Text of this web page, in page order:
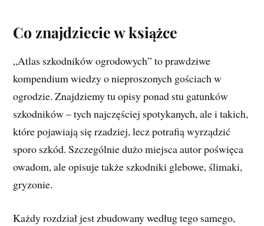
Co znajdziecie w książce
„Atlas szkodników ogrodowych” to prawdziwe
kompendium wiedzy o nieproszonych gościach w
ogrodzie. Znajdziemy tu opisy ponad stu gatunków
szkodników – tych najczęściej spotykanych, ale i takich,
które pojawiają się rzadziej, lecz potrafią wyrządzić
sporo szkód. Szczególnie dużo miejsca autor poświęca
owadom, ale opisuje także szkodniki glebowe, ślimaki,
gryzonie.
Każdy rozdział jest zbudowany według tego samego,